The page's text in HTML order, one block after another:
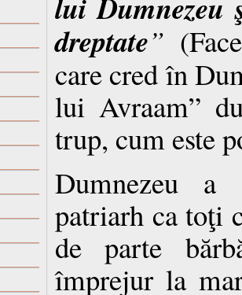
dreptate”
care cred în
lui Avraam”
trup, cum este
Dumnezeu a
patriarh ca toţi
de parte
împrejur la